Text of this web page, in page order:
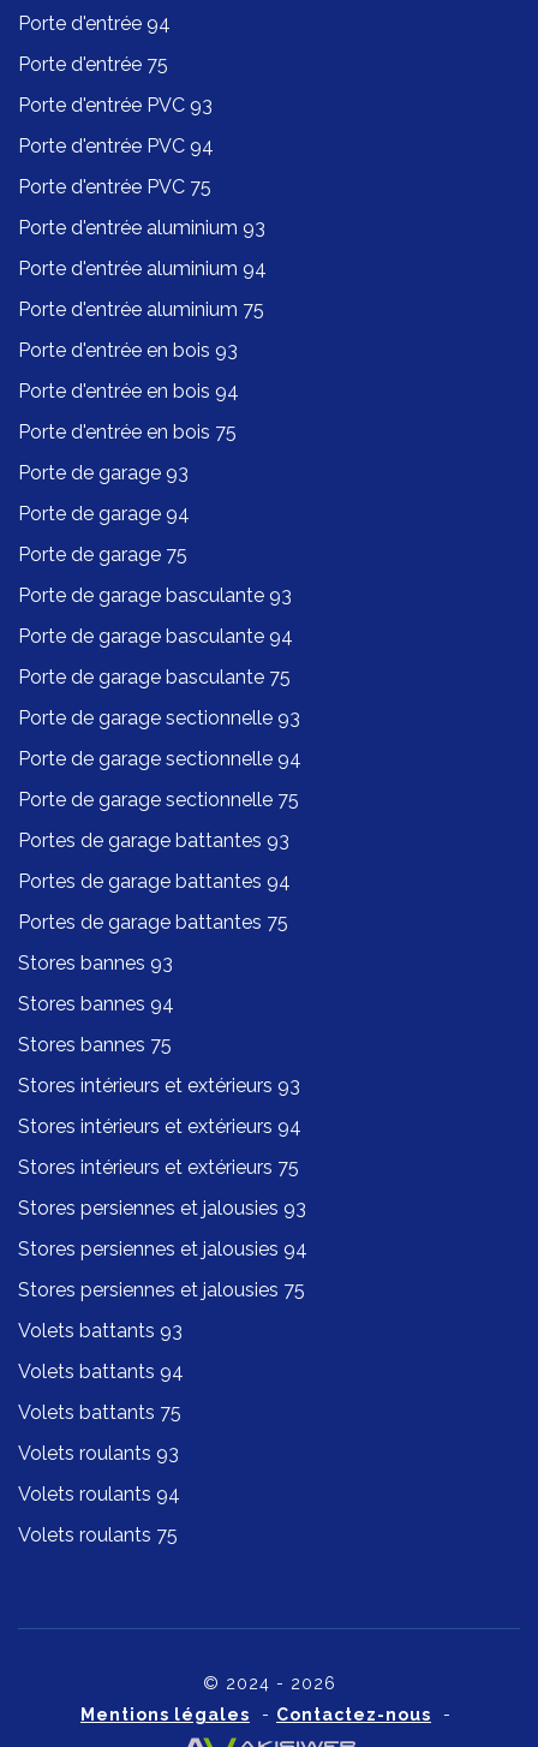
Porte d'entrée 94
Porte d'entrée 75
Porte d'entrée PVC 93
Porte d'entrée PVC 94
Porte d'entrée PVC 75
Porte d'entrée aluminium 93
Porte d'entrée aluminium 94
Porte d'entrée aluminium 75
Porte d'entrée en bois 93
Porte d'entrée en bois 94
Porte d'entrée en bois 75
Porte de garage 93
Porte de garage 94
Porte de garage 75
Porte de garage basculante 93
Porte de garage basculante 94
Porte de garage basculante 75
Porte de garage sectionnelle 93
Porte de garage sectionnelle 94
Porte de garage sectionnelle 75
Portes de garage battantes 93
Portes de garage battantes 94
Portes de garage battantes 75
Stores bannes 93
Stores bannes 94
Stores bannes 75
Stores intérieurs et extérieurs 93
Stores intérieurs et extérieurs 94
Stores intérieurs et extérieurs 75
Stores persiennes et jalousies 93
Stores persiennes et jalousies 94
Stores persiennes et jalousies 75
Volets battants 93
Volets battants 94
Volets battants 75
Volets roulants 93
Volets roulants 94
Volets roulants 75
© 2024 - 2026
Mentions légales - Contactez-nous -